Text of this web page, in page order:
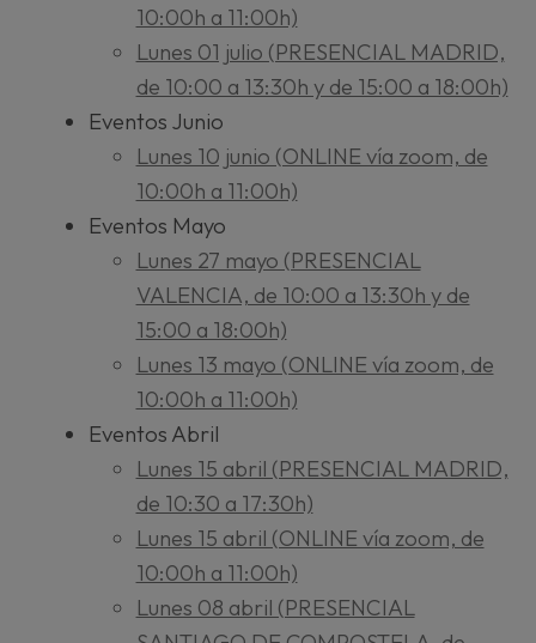
10:00h a 11:00h)
Lunes 01 julio (PRESENCIAL MADRID,
de 10:00 a 13:30h y de 15:00 a 18:00h)
Eventos Junio
Lunes 10 junio (ONLINE vía zoom, de
10:00h a 11:00h)
Eventos Mayo
Lunes 27 mayo (PRESENCIAL
VALENCIA, de 10:00 a 13:30h y de
15:00 a 18:00h)
Lunes 13 mayo (ONLINE vía zoom, de
10:00h a 11:00h)
Eventos Abril
Lunes 15 abril (PRESENCIAL MADRID,
de 10:30 a 17:30h)
Lunes 15 abril (ONLINE vía zoom, de
10:00h a 11:00h)
Lunes 08 abril (PRESENCIAL